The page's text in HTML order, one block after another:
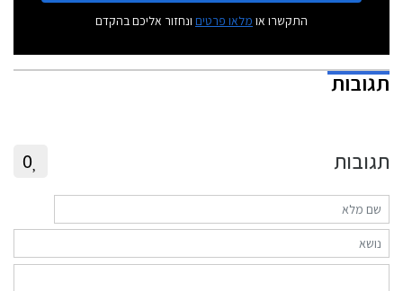
התקשרו או מלאו פרטים ונחזור אליכם בהקדם
תגובות
תגובות 0